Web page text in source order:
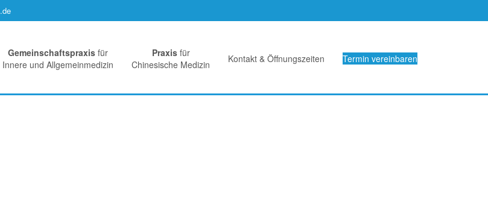
Gemeinschaftspraxis für
Innere und Allgemeinmedizin
Praxisfür
Chinesische Medizin
Kontakt & Öffnungszeiten Termin vereinbaren